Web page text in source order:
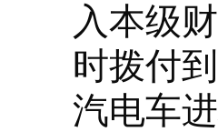
入本级
时拨付
汽电车